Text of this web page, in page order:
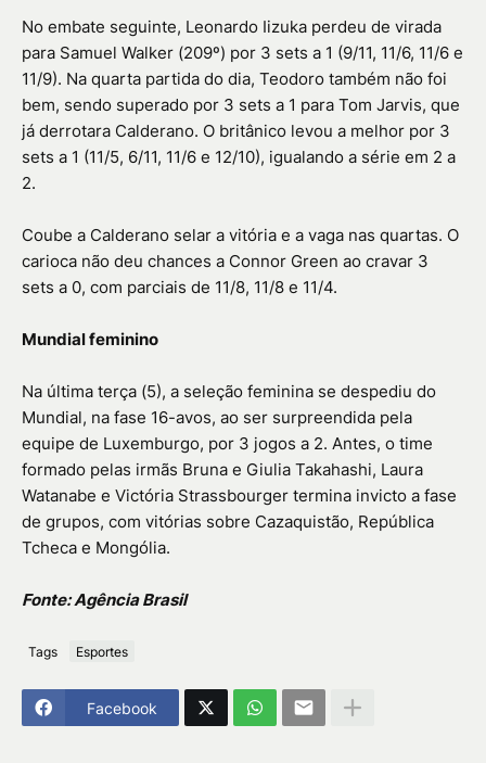
No embate seguinte, Leonardo Iizuka perdeu de virada
para Samuel Walker (209º) por 3 sets a 1 (9/11, 11/6, 11/6 e
11/9). Na quarta partida do dia, Teodoro também não foi
bem, sendo superado por 3 sets a 1 para Tom Jarvis, que
já derrotara Calderano. O britânico levou a melhor por 3
sets a 1 (11/5, 6/11, 11/6 e 12/10), igualando a série em 2 a
2.
Coube a Calderano selar a vitória e a vaga nas quartas. O
carioca não deu chances a Connor Green ao cravar 3
sets a 0, com parciais de 11/8, 11/8 e 11/4.
Mundial feminino
Na última terça (5), a seleção feminina se despediu do
Mundial, na fase 16-avos, ao ser surpreendida pela
equipe de Luxemburgo, por 3 jogos a 2. Antes, o time
formado pelas irmãs Bruna e Giulia Takahashi, Laura
Watanabe e Victória Strassbourger termina invicto a fase
de grupos, com vitórias sobre Cazaquistão, República
Tcheca e Mongólia.
Fonte: Agência Brasil
Tags Esportes
Facebook